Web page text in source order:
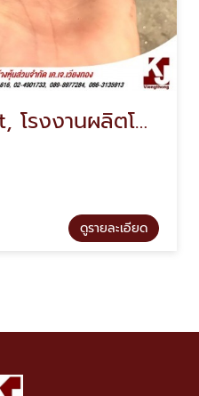
โรงงานผลิต Bolt, โรงงานผลิตโบลท์
ดูรายละเอียด